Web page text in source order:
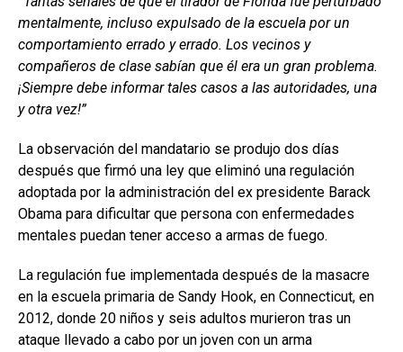
mentalmente, incluso expulsado de la escuela por un
comportamiento errado y errado. Los vecinos y
compañeros de clase sabían que él era un gran problema.
¡Siempre debe informar tales casos a las autoridades, una
y otra vez!”
La observación del mandatario se produjo dos días
después que firmó una ley que eliminó una regulación
adoptada por la administración del ex presidente Barack
Obama para dificultar que persona con enfermedades
mentales puedan tener acceso a armas de fuego.
La regulación fue implementada después de la masacre
en la escuela primaria de Sandy Hook, en Connecticut, en
2012, donde 20 niños y seis adultos murieron tras un
ataque llevado a cabo por un joven con un arma